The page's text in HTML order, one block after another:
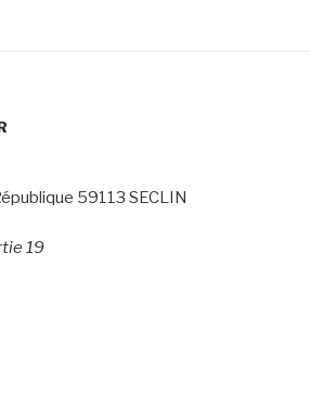
59113 SECLIN
19